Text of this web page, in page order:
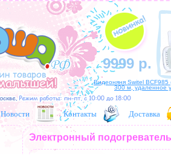
9999 р.
Видеоняня Switel BCF985
300 м, удаленное
Новости Контакты Доставка
Электронный